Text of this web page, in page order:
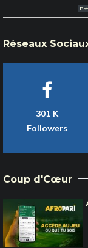
Réseaux
301 K
Followers
Coup d'Cœur